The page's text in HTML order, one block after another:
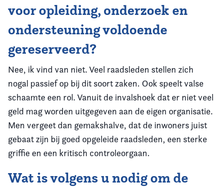
voor opleiding, onderzoek en
ondersteuning voldoende
gereserveerd?
Nee, ik vind van niet. Veel raadsleden stellen zich
nogal passief op bij dit soort zaken. Ook speelt valse
schaamte een rol. Vanuit de invalshoek dat er niet veel
geld mag worden uitgegeven aan de eigen organisatie.
Men vergeet dan gemakshalve, dat de inwoners juist
gebaat zijn bij goed opgeleide raadsleden, een sterke
griffie en een kritisch controleorgaan.
Wat is volgens u nodig om de